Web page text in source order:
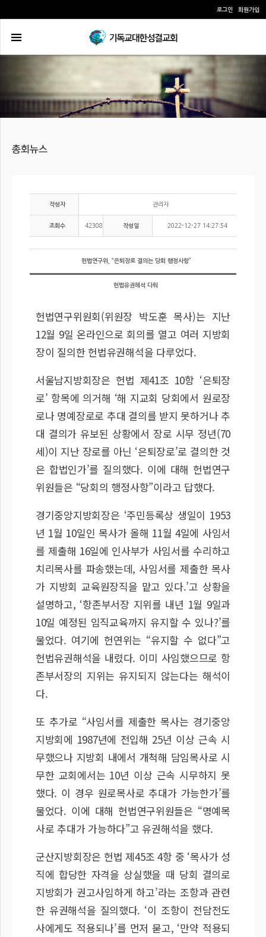
로그인 회원가입
작성자 관리자
조회수 42308 작성일 2022-12-27 14:27:54
헌법연구위, “은퇴장로 결의는 당회 행정사항”
헌법유권해석 다뤄
헌법연구위원회(위원장 박도훈 목사)는 지난
12월 9일 온라인으로 회의를 열고 여러 지방회
장이 질의한 헌법유권해석을 다루었다.
서울남지방회장은 헌법 제41조 10항 ‘은퇴장
로’ 항목에 의거해 ‘해 지교회 당회에서 원로장
로나 명예장로로 추대 결의를 받지 못하거나 추
대 결의가 유보된 상황에서 장로 시무 정년(70
세)이 지난 장로를 아닌 ‘은퇴장로’로 결의한 것
은 합법인가’를 질의했다. 이에 대해 헌법연구
위원들은 “당회의 행정사항”이라고 답했다.
경기중앙지방회장은 ‘주민등록상 생일이 1953
년 1월 10일인 목사가 올해 11월 4일에 사임서
를 제출해 16일에 인사부가 사임서를 수리하고
치리목사를 파송했는데, 사임서를 제출한 목사
가 지방회 교육원장직을 맡고 있다.’고 상황을
설명하고, ‘항존부서장 지위를 내년 1월 9일과
10일 예정된 임직교육까지 유지할 수 있나?’를
물었다. 여기에 헌연위는 “유지할 수 없다”고
헌법유권해석을 내렸다. 이미 사임했으므로 항
존부서장의 지위는 유지되지 않는다는 해석이
다.
또 추가로 “사임서를 제출한 목사는 경기중앙
지방회에 1987년에 전입해 25년 이상 근속 시
무했으나 지방회 내에서 개척해 담임목사로 시
무한 교회에서는 10년 이상 근속 시무하지 못
했다. 이 경우 원로목사로 추대가 가능한가’를
물었다. 이에 대해 헌법연구위원들은 “명예목
사로 추대가 가능하다”고 유권해석을 했다.
군산지방회장은 헌법 제45조 4항 중 ‘목사가 성
직에 합당한 자격을 상실했을 때 당회 결의로
지방회가 권고사임하게 하고’라는 조항과 관련
한 유권해석을 질의했다. ‘이 조항이 전담전도
사에게도 적용되나’를 먼저 묻고, ‘만약 적용되